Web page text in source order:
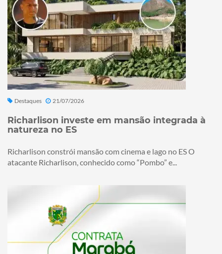
Destaques 21/07/2026
Richarlison investe em mansão integrada à
natureza no ES
Richarlison constrói mansão com cinema e lago no ES O
atacante Richarlison, conhecido como “Pombo” e...